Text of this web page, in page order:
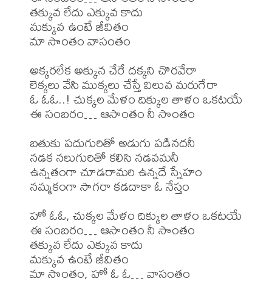
తక్కువ లేదు ఎక్కువ కాదు
మక్కువ ఉంటే జీవితం
మా సొంతం వాసంతం
అక్కరలేక అక్కున చేరే దక్కని చొరవేరా
లెక్కలు వేసి ముక్కలు చేస్తే విలువ మరుగేరా
ఓ ఓఓ..! చుక్కల మేళం దిక్కుల తాళం ఒకటయే
ఈ సంబరం… ఆసాంతం నీ సొంతం
బతుకు పదుగురితో అడుగు పడినదనీ
నడక నలుగురితో కలిసి నడవమనీ
ఉన్నతంగా చూడరామరి ఉన్నదే స్నేహం
నమ్మకంగా సాగరా కడదాకా ఓ నేస్తం
హో ఓఓ, చుక్కల మేళం దిక్కుల తాళం ఒకటయే
ఈ సంబరం… ఆసాంతం నీ సొంతం
తక్కువ లేదు ఎక్కువ కాదు
మక్కువ ఉంటే జీవితం
మా సొంతం, హో ఓ ఓ… వాసంతం